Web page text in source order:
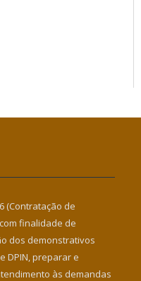
(Contratação de
finalidade de
dos demonstrativos
DPIN, preparar e
às demandas